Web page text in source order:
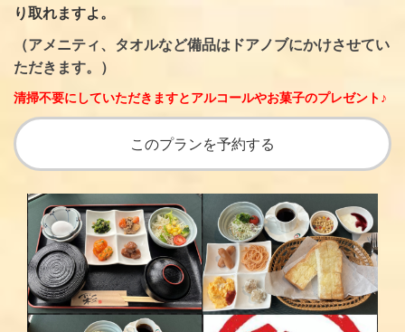
り取れますよ。
（アメニティ、タオルなど備品はドアノブにかけさせてい
ただきます。）
清掃不要にしていただきますとアルコールやお菓子のプレゼント♪
このプランを予約する